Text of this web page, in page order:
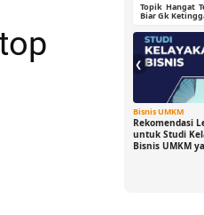
Topik Hangat
Biar Gk
Bisnis UMKM
Rekomendasi
untuk Studi
Bisnis UMKM
❮